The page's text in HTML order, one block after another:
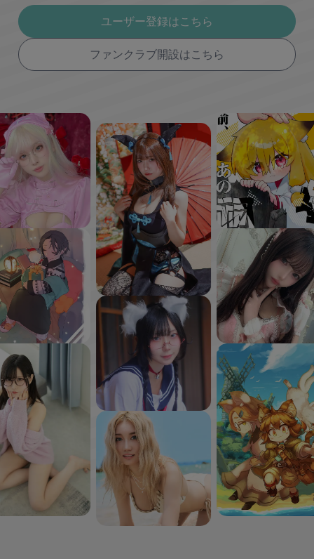
ユーザー登録はこちら
ファンクラブ開設はこちら